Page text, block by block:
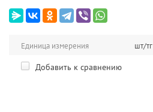
Единица измерения шт/тг
Добавить к сравнению